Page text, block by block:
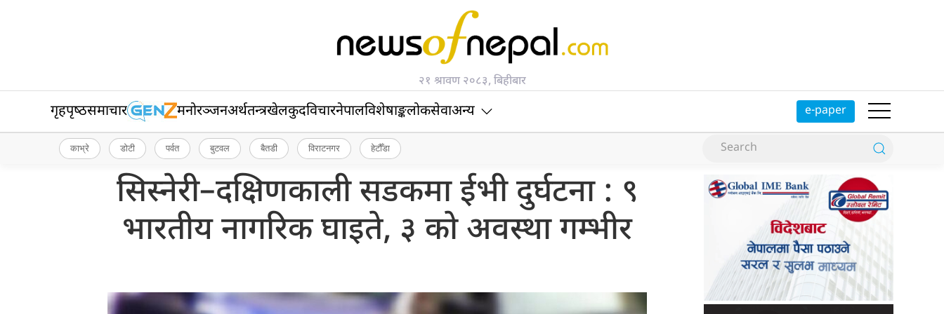
२१ श्रावण २०८३, बिहीबार
गृहपृष्‍ठसमाचार मनोरञ्जनअर्थतन्त्रखेलकुदविचारनेपालविशेषाङ्कलोकसेवाअन्य e-paper
काभ्रे डोटी पर्वत बुटवल बैतडी विराटनगर हेटौँडा
सिस्नेरी–दक्षिणकाली सडकमा ईभी दुर्घटना : ९
भारतीय नागरिक घाइते, ३ को अवस्था गम्भीर